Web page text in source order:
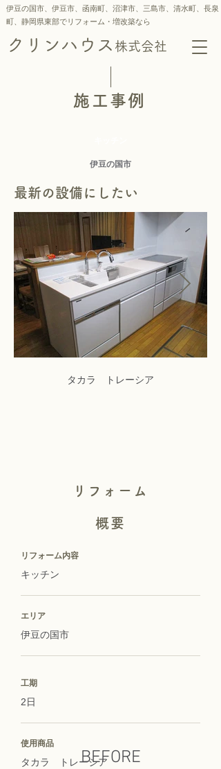
伊豆の国市、伊豆市、函南町、沼津市、三島市、 清水町、 長泉
町、静岡県東部でリフォーム・増改築なら
クリンハウス 株式会社
施工事例
伊豆の国市
最新の設備にしたい
タカラ トレーシア
リフォーム
概要
リフォーム内容
キッチン
エリア
伊豆の国市
工期
2日
使用商品
タカラ トレーシアBEFORE